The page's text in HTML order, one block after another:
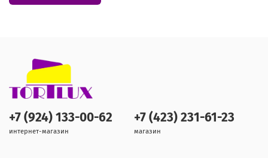
+7 (924) 133-00-62
интернет-магазин
+7 (423) 231-61-23
магазин